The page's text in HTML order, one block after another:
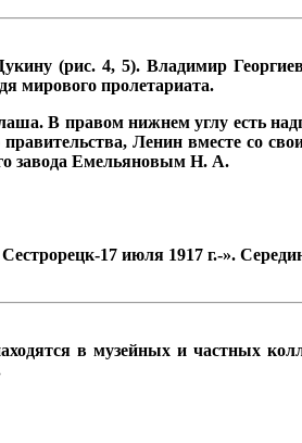
ну(рис. 4, 5).Владимир
мирового пролетариата.
В правом нижнем углу есть
Ленин вместе со
завода Емельяновым Н. А.
17 июля 1917 г.-».
в музейных и частных